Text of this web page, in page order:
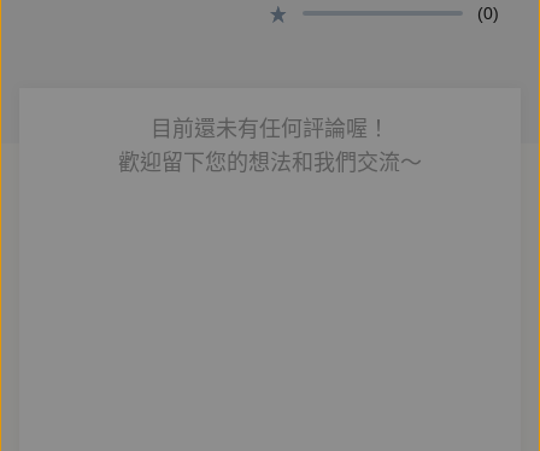
林豪森用khue-hâi、心適ê字目hō tsit本十七世紀ê法國
第三大學中國文學語言學系副教授兼主任）
(0)
目前還未有任何評論喔！
歡迎留下您的想法和我們交流～